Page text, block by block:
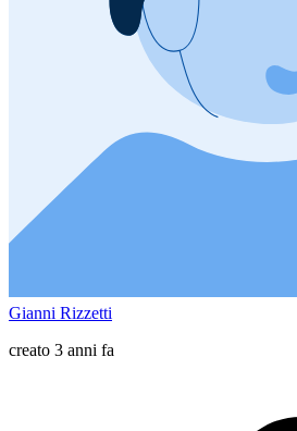
Gianni Rizzetti
creato 3 anni fa